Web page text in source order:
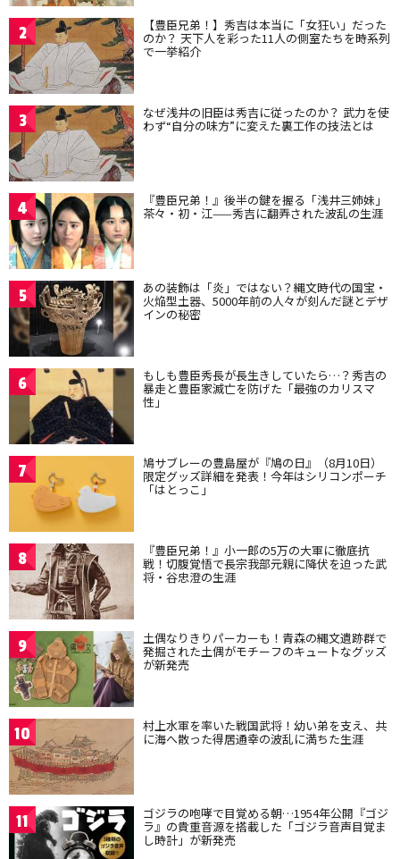
2 【豊臣兄弟！】秀吉は本当に「女狂い」だった
のか？ 天下人を彩った11人の側室たちを時系列
で一挙紹介
3 なぜ浅井の旧臣は秀吉に従ったのか？ 武力を使
わず“自分の味方”に変えた裏工作の技法とは
4 『豊臣兄弟！』後半の鍵を握る「浅井三姉妹」
茶々・初・江——秀吉に翻弄された波乱の生涯
5 あの装飾は「炎」ではない？縄文時代の国宝・
火焔型土器、5000年前の人々が刻んだ謎とデザ
インの秘密
6 もしも豊臣秀長が長生きしていたら…？秀吉の
暴走と豊臣家滅亡を防げた「最強のカリスマ
性」
7 鳩サブレーの豊島屋が『鳩の日』（8月10日）
限定グッズ詳細を発表！今年はシリコンポーチ
「はとっこ」
8 『豊臣兄弟！』小一郎の5万の大軍に徹底抗
戦！切腹覚悟で長宗我部元親に降伏を迫った武
将・谷忠澄の生涯
9 土偶なりきりパーカーも！青森の縄文遺跡群で
発掘された土偶がモチーフのキュートなグッズ
が新発売
10 村上水軍を率いた戦国武将！幼い弟を支え、共
に海へ散った得居通幸の波乱に満ちた生涯
11 ゴジラの咆哮で目覚める朝…1954年公開『ゴジ
ラ』の貴重音源を搭載した「ゴジラ音声目覚ま
し時計」が新発売